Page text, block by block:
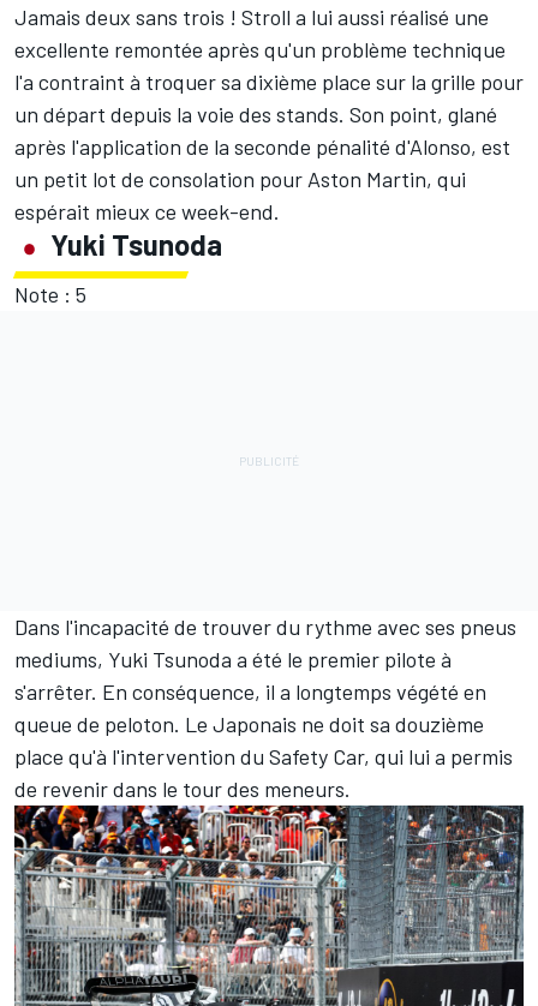
Jamais deux sans trois ! Stroll a lui aussi réalisé une
excellente remontée après qu'un problème technique
l'a contraint à troquer sa dixième place sur la grille pour
un départ depuis la voie des stands. Son point, glané
après l'application de la seconde pénalité d'Alonso, est
un petit lot de consolation pour Aston Martin, qui
espérait mieux ce week-end.
Yuki Tsunoda
Note : 5
Dans l'incapacité de trouver du rythme avec ses pneus
mediums, Yuki Tsunoda a été le premier pilote à
s'arrêter. En conséquence, il a longtemps végété en
queue de peloton. Le Japonais ne doit sa douzième
place qu'à l'intervention du Safety Car, qui lui a permis
de revenir dans le tour des meneurs.